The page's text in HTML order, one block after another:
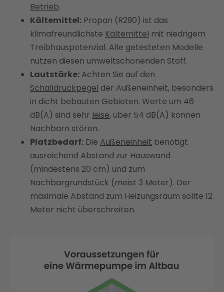
Betrieb.
Kältemittel: Propan (R290) ist das
klimafreundlichste Kältemittel mit niedrigem
Treibhauspotenzial. Alle getesteten Modelle
nutzen diesen umweltschonenden Stoff.
Lautstärke: Achten Sie auf den
Schalldruckpegel der Außeneinheit, besonders
in dicht bebauten Gebieten. Werte um 46
dB(A) sind sehr leise, über 54 dB(A) können
Nachbarn stören.
Platzbedarf: Die Außeneinheit benötigt
ausreichend Abstand zur Hauswand
(mindestens 20 cm) und zum
Nachbargrundstück (meist 3 Meter). Der
maximale Abstand zum Heizungsraum sollte 12
Meter nicht überschreiten.